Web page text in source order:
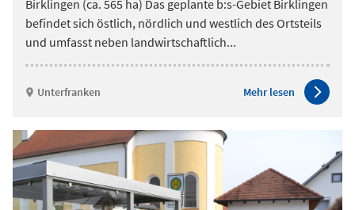
Birklingen (ca. 565 ha) Das geplante b:s-Gebiet Birklingen
befindet sich östlich, nördlich und westlich des Ortsteils
und umfasst neben landwirtschaftlich...
Unterfranken Mehr lesen